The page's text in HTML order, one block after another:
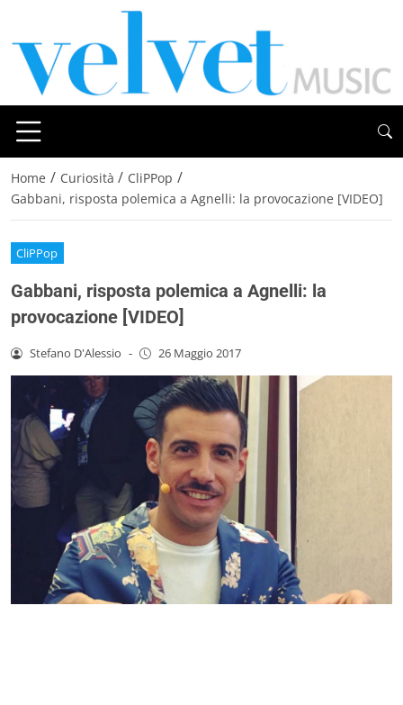
Home / Curiosità / CliPPop /
Gabbani, risposta polemica a Agnelli: la provocazione [VIDEO]
CliPPop
Gabbani, risposta polemica a Agnelli: la
provocazione [VIDEO]
Stefano D'Alessio - 26 Maggio 2017